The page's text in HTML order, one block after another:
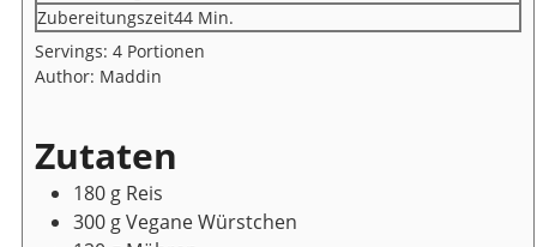
Zubereitungszeit44Minuten
Min.
Servings: 4 Portionen
Author: Maddin
Zutaten
180 g Reis
300 gVegane Würstchen